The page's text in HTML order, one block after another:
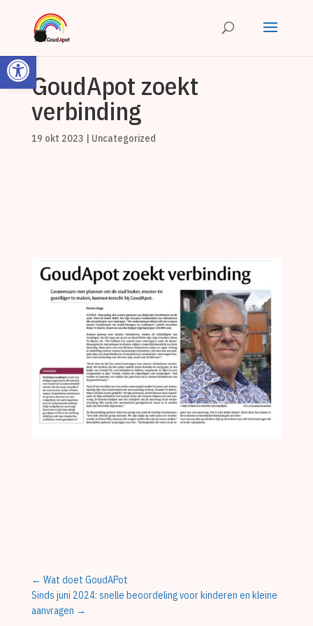
Toolbar openen
GoudApot zoekt
verbinding
19 okt 2023 | Uncategorized
← Wat doet GoudAPot
Sinds juni 2024: snelle beoordeling voor kinderen en kleine
aanvragen →